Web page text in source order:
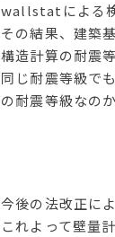
wallstatによる検
その結果、建築
構造計算の耐震
同じ耐震等級で
の耐震等級なの
今後の法改正に
これよって壁量